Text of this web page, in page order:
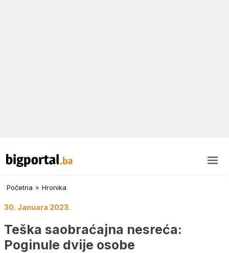
Početna » Hronika
30. Januara 2023.
Teška saobraćajna nesreća:
Poginule dvije osobe